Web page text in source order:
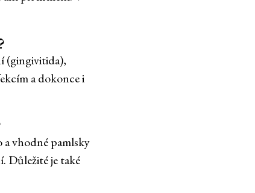
(gingivitida),
a dokonce i
vhodné pamlsky
Důležité je také